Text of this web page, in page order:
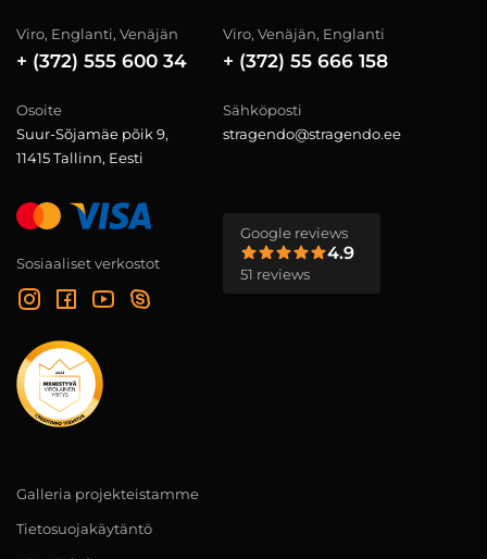
Viro, Englanti, Venäjän
+ (372) 555 600 34
Viro, Venäjän, Englanti
+ (372) 55 666 158
Osoite
Suur-Sõjamäe põik 9,
11415 Tallinn, Eesti
Sähköposti
stragendo@stragendo.ee
Sosiaaliset verkostot
Google reviews
4.9
51 reviews
Galleria projekteistamme
Tietosuojakäytäntö